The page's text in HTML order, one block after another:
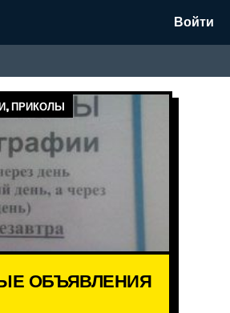
Войти
ПРИКОЛЫ
ОБЪЯВЛЕНИЯ